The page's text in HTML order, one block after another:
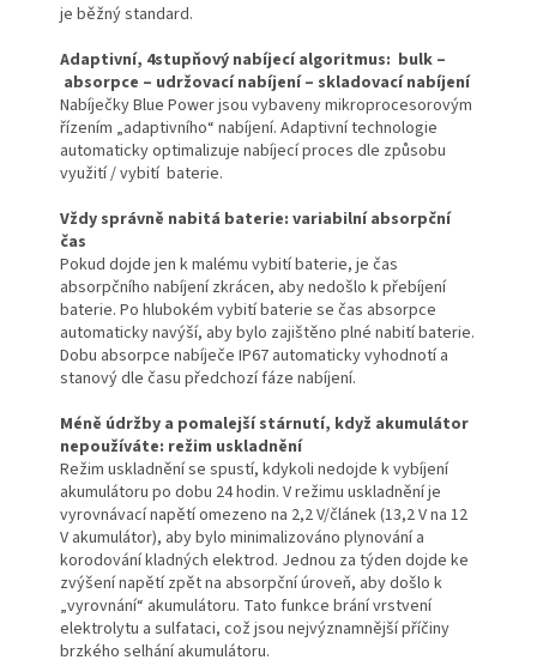
je běžný standard.
Adaptivní, 4stupňový nabíjecí algoritmus: bulk –
absorpce – udržovací nabíjení – skladovací nabíjení
Nabíječky Blue Power jsou vybaveny mikroprocesorovým
řízením „adaptivního“ nabíjení. Adaptivní technologie
automaticky optimalizuje nabíjecí proces dle způsobu
využití / vybití baterie.
Vždy správně nabitá baterie: variabilní absorpční
čas
Pokud dojde jen k malému vybití baterie, je čas
absorpčního nabíjení zkrácen, aby nedošlo k přebíjení
baterie. Po hlubokém vybití baterie se čas absorpce
automaticky navýší, aby bylo zajištěno plné nabití baterie.
Dobu absorpce nabíječe IP67 automaticky vyhodnotí a
stanový dle času předchozí fáze nabíjení.
Méně údržby a pomalejší stárnutí, když akumulátor
nepoužíváte: režim uskladnění
Režim uskladnění se spustí, kdykoli nedojde k vybíjení
akumulátoru po dobu 24 hodin. V režimu uskladnění je
vyrovnávací napětí omezeno na 2,2 V/článek (13,2 V na 12
V akumulátor), aby bylo minimalizováno plynování a
korodování kladných elektrod. Jednou za týden dojde ke
zvýšení napětí zpět na absorpční úroveň, aby došlo k
„vyrovnání“ akumulátoru. Tato funkce brání vrstvení
elektrolytu a sulfataci, což jsou nejvýznamnější příčiny
brzkého selhání akumulátoru.